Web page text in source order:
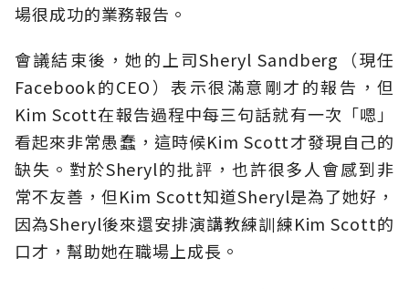
場很成功的業務報告。
會議結束後，她的上司Sheryl Sandberg（現任
Facebook的CEO）表示很滿意剛才的報告，但
Kim Scott在報告過程中每三句話就有一次「嗯」
看起來非常愚蠢，這時候Kim Scott才發現自己的
缺失。對於Sheryl的批評，也許很多人會感到非
常不友善，但Kim Scott知道Sheryl是為了她好，
因為Sheryl後來還安排演講教練訓練Kim Scott的
口才，幫助她在職場上成長。